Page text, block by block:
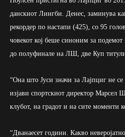
данскиот Лингби. Денес, заминува
рекордер по настапи (425), со 95
човекот кој беше синоним за подемот
до полуфинале на ЛШ, две Куп
“Она што Јуси значи за Лајпциг не се
изјави спортскиот директор Марсел
клубот, на градот и на сите моменти
“Дванаесет години. Какво